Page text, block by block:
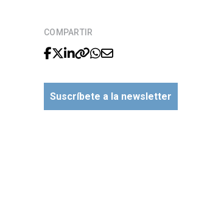
COMPARTIR
Suscríbete a la newsletter